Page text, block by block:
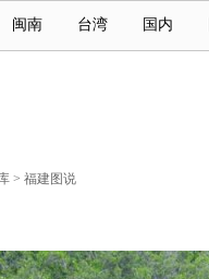
闽南 台湾 国内
> 福建图说